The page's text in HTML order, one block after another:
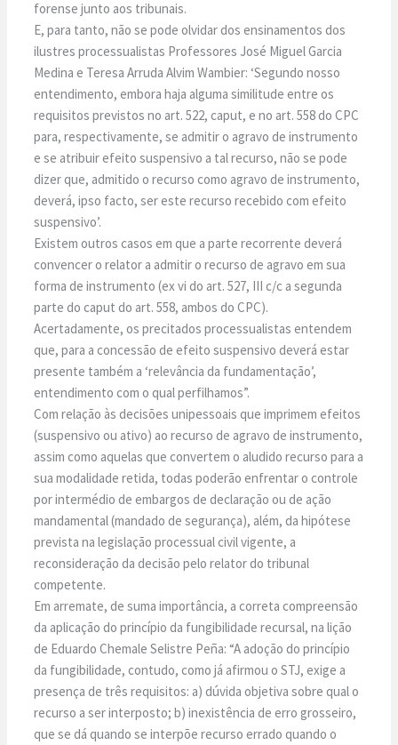
forense junto aos tribunais.
E, para tanto, não se pode olvidar dos ensinamentos dos
ilustres processualistas Professores José Miguel Garcia
Medina e Teresa Arruda Alvim Wambier: ‘Segundo nosso
entendimento, embora haja alguma similitude entre os
requisitos previstos no art. 522, caput, e no art. 558 do CPC
para, respectivamente, se admitir o agravo de instrumento
e se atribuir efeito suspensivo a tal recurso, não se pode
dizer que, admitido o recurso como agravo de instrumento,
deverá, ipso facto, ser este recurso recebido com efeito
suspensivo’.
Existem outros casos em que a parte recorrente deverá
convencer o relator a admitir o recurso de agravo em sua
forma de instrumento (ex vi do art. 527, III c/c a segunda
parte do caput do art. 558, ambos do CPC).
Acertadamente, os precitados processualistas entendem
que, para a concessão de efeito suspensivo deverá estar
presente também a ‘relevância da fundamentação’,
entendimento com o qual perfilhamos”.
Com relação às decisões unipessoais que imprimem efeitos
(suspensivo ou ativo) ao recurso de agravo de instrumento,
assim como aquelas que convertem o aludido recurso para a
sua modalidade retida, todas poderão enfrentar o controle
por intermédio de embargos de declaração ou de ação
mandamental (mandado de segurança), além, da hipótese
prevista na legislação processual civil vigente, a
reconsideração da decisão pelo relator do tribunal
competente.
Em arremate, de suma importância, a correta compreensão
da aplicação do princípio da fungibilidade recursal, na lição
de Eduardo Chemale Selistre Peña: “A adoção do princípio
da fungibilidade, contudo, como já afirmou o STJ, exige a
presença de três requisitos: a) dúvida objetiva sobre qual o
recurso a ser interposto; b) inexistência de erro grosseiro,
que se dá quando se interpõe recurso errado quando o